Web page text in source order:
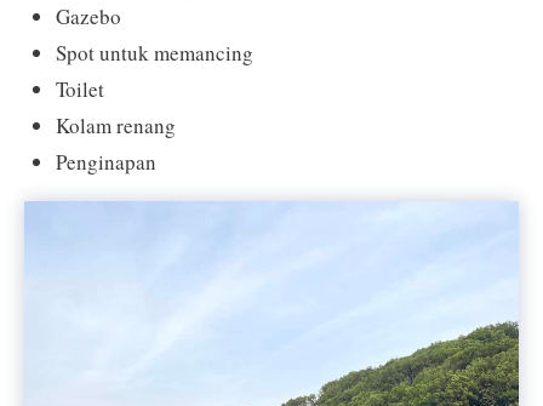
Gazebo
Spot untuk memancing
Toilet
Kolam renang
Penginapan